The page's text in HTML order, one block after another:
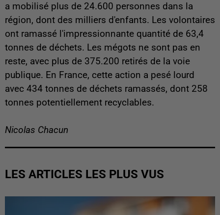
a mobilisé plus de 24.600 personnes dans la
région, dont des milliers d'enfants. Les volontaires
ont ramassé l'impressionnante quantité de 63,4
tonnes de déchets. Les mégots ne sont pas en
reste, avec plus de 375.200 retirés de la voie
publique. En France, cette action a pesé lourd
avec 434 tonnes de déchets ramassés, dont 258
tonnes potentiellement recyclables.
Nicolas Chacun
LES ARTICLES LES PLUS VUS